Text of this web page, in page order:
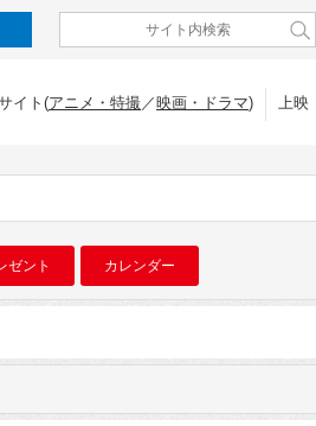
イト(アニメ・特撮／映画・ドラマ) 上映
ゼント カレンダー